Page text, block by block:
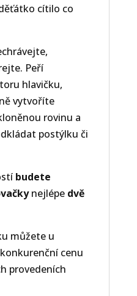
cítilo co
Peří
hlavičku,
vytvoříte
rovinu a
postýlku či
budete
nejlépe dvě
můžete u
cenu
provedeních